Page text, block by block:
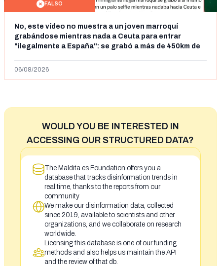
FALSO
No, este vídeo no muestra a un joven marroquí
grabándose mientras nada a Ceuta para entrar
"ilegalmente a España": se grabó a más de 450km de
06/08/2026
WOULD YOU BE INTERESTED IN
ACCESSING OUR STRUCTURED DATA?
The Maldita.es Foundation offers you a
database that tracks disinformation trends in
real time, thanks to the reports from our
community
We make our disinformation data, collected
since 2019, available to scientists and other
organizations, and we collaborate on research
worldwide.
Licensing this database is one of our funding
methods and also helps us maintain the API
and the review of that db.